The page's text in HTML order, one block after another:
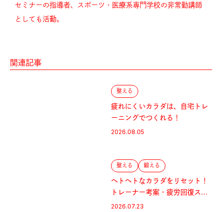
セミナーの指導者、スポーツ・医療系専門学校の非常勤講師
としても活動。
関連記事
整える
疲れにくいカラダは、自宅トレ
ーニングでつくれる！
2026.08.05
整える 鍛える
ヘトヘトなカラダをリセット！
トレーナー考案・疲労回復スト
レッチ。
2026.07.23